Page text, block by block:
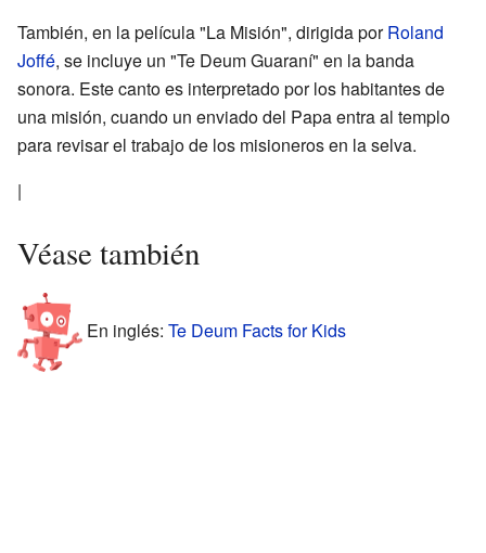
También, en la película "La Misión", dirigida porRoland
Joffé, se incluye un "Te Deum Guaraní" en la banda
sonora. Este canto es interpretado por los habitantes de
una misión, cuando un enviado del Papa entra al templo
para revisar el trabajo de los misioneros en la selva.
|
Véase también
En inglés: Te Deum Facts for Kids